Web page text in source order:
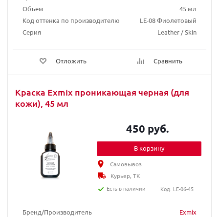
Объем
45 мл
Код оттенка по производителю
LE-08 Фиолетовый
Серия
Leather / Skin
Отложить Сравнить
Краска Exmix проникающая черная (для
кожи), 45 мл
Бренд/Производитель
Exmix
450 руб.
В корзину
Самовывоз
Курьер, ТК
Есть в наличии
Код: LE-06-45